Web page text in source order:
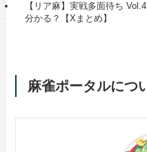
【リア麻】実戦多面待ち
分かる？【Xまとめ】
麻雀ポータルにつ